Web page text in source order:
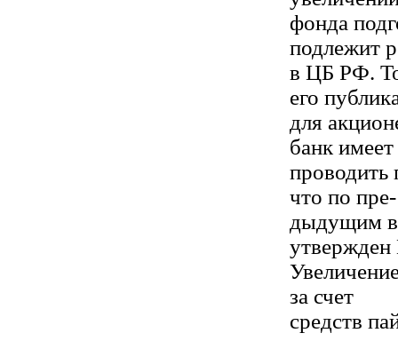
фонда
подлежит
в ЦБ РФ.
его
для
банк
проводить
что по пре-
дыдущим
за счет
средств